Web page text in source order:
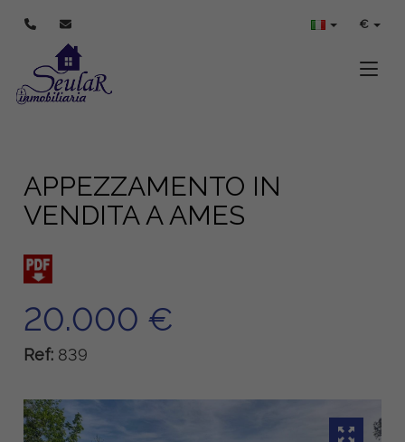
€
APPEZZAMENTO IN
VENDITA A AMES
20.000 €
Ref: 839